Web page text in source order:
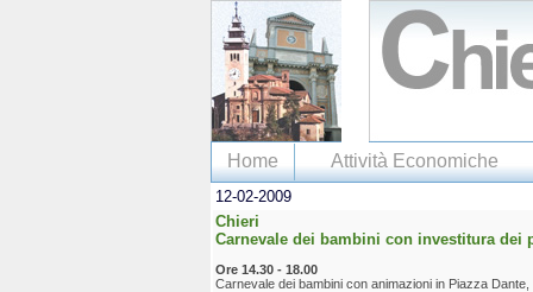
Home Attività Economiche
12-02-2009
Chieri
Carnevale dei bambini con investitura dei
Ore 14.30 - 18.00
Carnevale dei bambini con animazioni in Piazza